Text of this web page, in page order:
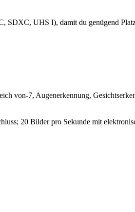
UHS I), damit du genügend
von-7, Augenerkennung,
20 Bilder pro Sekunde mit